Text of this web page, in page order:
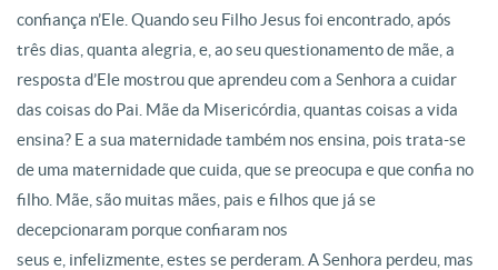
confiança n’Ele. Quando seu Filho Jesus foi encontrado, após
três dias, quanta alegria, e, ao seu questionamento de mãe, a
resposta d’Ele mostrou que aprendeu com a Senhora a cuidar
das coisas do Pai. Mãe da Misericórdia, quantas coisas a vida
ensina? E a sua maternidade também nos ensina, pois trata-se
de uma maternidade que cuida, que se preocupa e que confia no
filho. Mãe, são muitas mães, pais e filhos que já se
decepcionaram porque confiaram nos
seus e, infelizmente, estes se perderam. A Senhora perdeu, mas